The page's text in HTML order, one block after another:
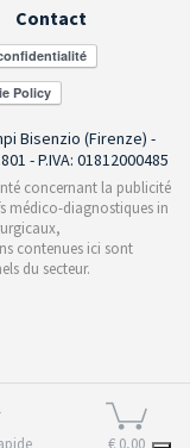
€ 0,00
Contact
Bisenzio (Firenze) -
- P.IVA: 01812000485
concernant la publicité
médico-diagnostiques in
contenues ici sont
du secteur.